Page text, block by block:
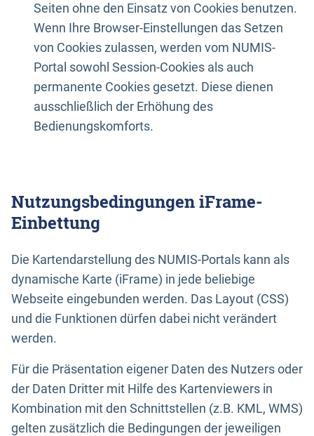
Seiten ohne den Einsatz von Cookies benutzen.
Wenn Ihre Browser-Einstellungen das Setzen
von Cookies zulassen, werden vom NUMIS-
Portal sowohl Session-Cookies als auch
permanente Cookies gesetzt. Diese dienen
ausschließlich der Erhöhung des
Bedienungskomforts.
Nutzungsbedingungen iFrame-
Einbettung
Die Kartendarstellung des NUMIS-Portals kann als
dynamische Karte (iFrame) in jede beliebige
Webseite eingebunden werden. Das Layout (CSS)
und die Funktionen dürfen dabei nicht verändert
werden.
Für die Präsentation eigener Daten des Nutzers oder
der Daten Dritter mit Hilfe des Kartenviewers in
Kombination mit den Schnittstellen (z.B. KML, WMS)
gelten zusätzlich die Bedingungen der jeweiligen